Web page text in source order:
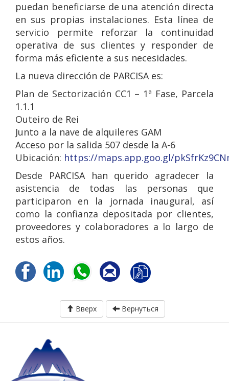
puedan beneficiarse de una atención directa
en sus propias instalaciones. Esta línea de
servicio permite reforzar la continuidad
operativa de sus clientes y responder de
forma más eficiente a sus necesidades.
La nueva dirección de PARCISA es:
Plan de Sectorización CC1 – 1ª Fase, Parcela
1.1.1
Outeiro de Rei
Junto a la nave de alquileres GAM
Acceso por la salida 507 desde la A-6
Ubicación: https://maps.app.goo.gl/
Desde PARCISA han querido agradecer la
asistencia de todas las personas que
participaron en la jornada inaugural, así
como la confianza depositada por clientes,
proveedores y colaboradores a lo largo de
estos años.
Вверх Вернуться